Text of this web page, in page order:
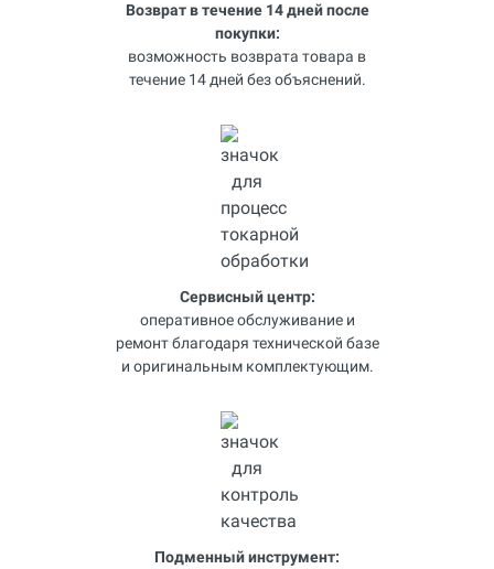
Возврат в течение 14 дней после
покупки:
возможность возврата товара в
течение 14 дней без объяснений.
Сервисный центр:
оперативное обслуживание и
ремонт благодаря технической базе
и оригинальным комплектующим.
Подменный инструмент: